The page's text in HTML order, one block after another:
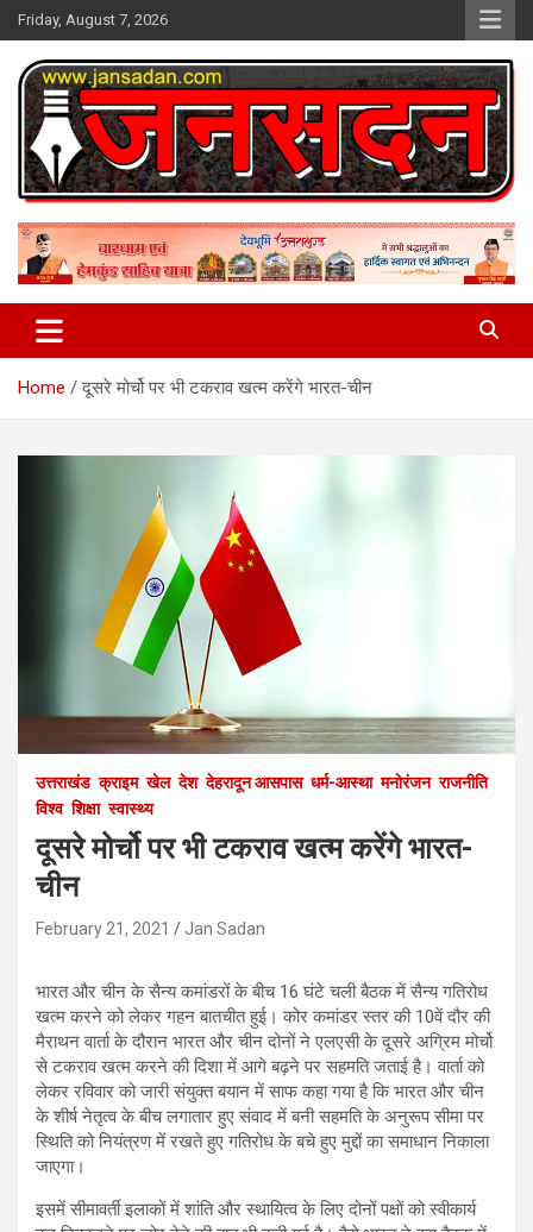
Skip
to
content
Friday, August 7, 2026
Jan Sadan
Home दूसरे मोर्चो पर भी टकराव खत्म करेंगे भारत-चीन
उत्तराखंड क्राइम खेल देश देहरादून आसपास धर्म-आस्था मनोरंजन राजनीति
विश्व शिक्षा स्वास्थ्य
दूसरे मोर्चो पर भी टकराव खत्म करेंगे भारत-
चीन
February 21, 2021 Jan Sadan
भारत और चीन के सैन्य कमांडरों के बीच 16 घंटे चली बैठक में सैन्य गतिरोध
खत्म करने को लेकर गहन बातचीत हुई। कोर कमांडर स्तर की 10वें दौर की
मैराथन वार्ता के दौरान भारत और चीन दोनों ने एलएसी के दूसरे अग्रिम मोर्चो
से टकराव खत्म करने की दिशा में आगे बढ़ने पर सहमति जताई है। वार्ता को
लेकर रविवार को जारी संयुक्त बयान में साफ कहा गया है कि भारत और चीन
के शीर्ष नेतृत्व के बीच लगातार हुए संवाद में बनी सहमति के अनुरूप सीमा पर
स्थिति को नियंत्रण में रखते हुए गतिरोध के बचे हुए मुद्दों का समाधान निकाला
जाएगा।
इसमें सीमावर्ती इलाकों में शांति और स्थायित्व के लिए दोनों पक्षों को स्वीकार्य